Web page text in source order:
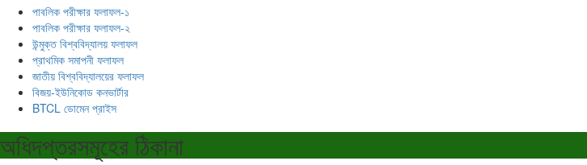
পাবলিক পরীক্ষার ফলাফল-১
পাবলিক পরীক্ষার ফলাফল-২
উন্মুক্ত বিশ্ববিদ্যালয় ফলাফল
প্রাথমিক সমাপনী ফলাফল
জাতীয় বিশ্ববিদ্যালয়ের ফলাফল
বিজয়-ইউনিকোড কনভার্টার
BTCL ডোমেন প্রাইস
অধিদপ্তরসমূহের ঠিকানা